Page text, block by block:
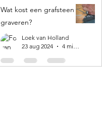
Wat kost een grafsteen
graveren?
Loek van Holland
23 aug 2024
4 minuten om te lezen